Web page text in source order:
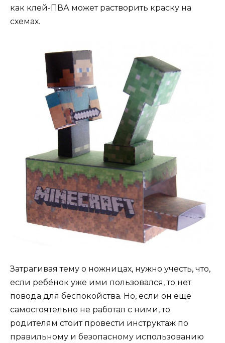
как клей-ПВА может растворить краску на
схемах.
Затрагивая тему о ножницах, нужно учесть, что,
если ребёнок уже ими пользовался, то нет
повода для беспокойства. Но, если он ещё
самостоятельно не работал с ними, то
родителям стоит провести инструктаж по
правильному и безопасному использованию